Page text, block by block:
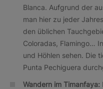
Blanca. Aufgrund der
man hier zu jeder
den üblichen
Coloradas, Flamingo…
und Höhlen sehen. Die
Punta Pechiguera
Wandern im Timanfaya: